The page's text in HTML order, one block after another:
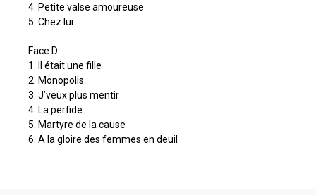
4. Petite valse amoureuse
5. Chez lui
Face D
1. Il était une fille
2. Monopolis
3. J’veux plus mentir
4. La perfide
5. Martyre de la cause
6. A la gloire des femmes en deuil